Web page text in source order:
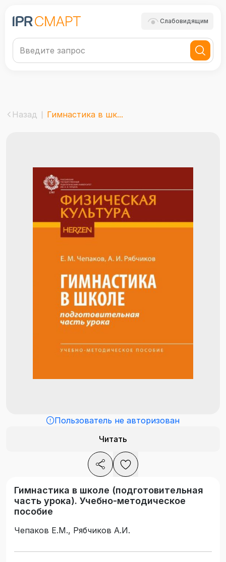
Слабовидящим
Назад Гимнастика в шк...
Пользователь не авторизован
Читать
Гимнастика в школе (подготовительная
часть урока). Учебно-методическое
пособие
Чепаков Е.М., Рябчиков А.И.